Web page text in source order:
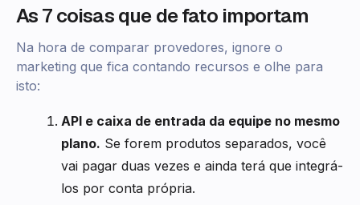
As 7 coisas que de fato importam
Na hora de comparar provedores, ignore o
marketing que fica contando recursos e olhe para
isto:
API e caixa de entrada da equipe no mesmo
plano. Se forem produtos separados, você
vai pagar duas vezes e ainda terá que integrá-
los por conta própria.